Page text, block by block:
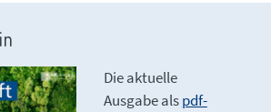
Die aktuelle
Ausgabe alspdf-